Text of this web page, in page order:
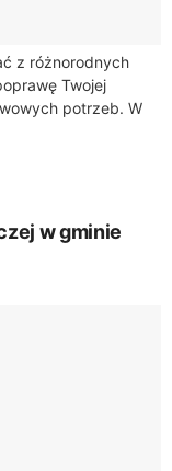
z różnorodnych
Twojej
potrzeb. W
dostępnych
w gminie